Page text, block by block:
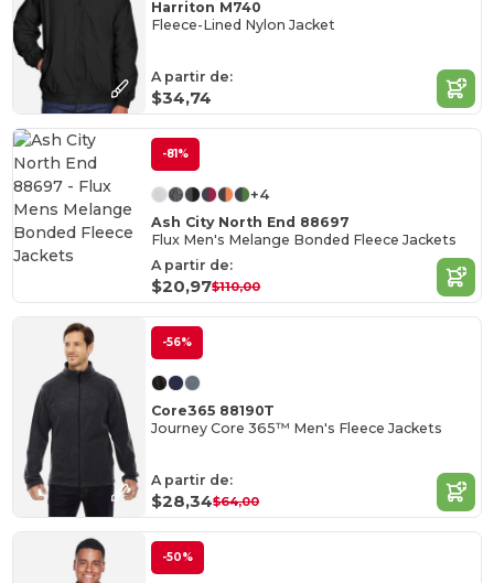
Harriton M740
Fleece-Lined Nylon Jacket
A partir de:
$34,74
-81%
+4
Ash City North End 88697
Flux Men's Melange Bonded Fleece Jackets
A partir de:
$20,97$110,00
-56%
Core365 88190T
Journey Core 365™ Men's Fleece Jackets
A partir de:
$28,34$64,00
-50%